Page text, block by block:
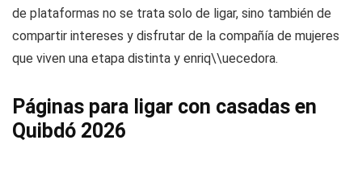
de plataformas no se trata solo de ligar, sino también de
compartir intereses y disfrutar de la compañía de mujeres
que viven una etapa distinta y enriq\\uecedora.
Páginas para ligar con casadas en
Quibdó 2026